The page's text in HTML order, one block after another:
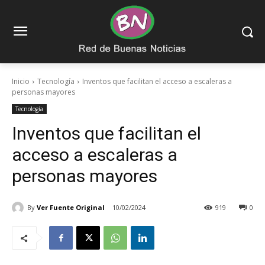
Inicio Tecnología
Inventos que facilitan el acceso a escaleras a
personas mayores
Tecnología
Inventos que facilitan el
acceso a escaleras a
personas mayores
By Ver Fuente Original 10/02/2024 0
919